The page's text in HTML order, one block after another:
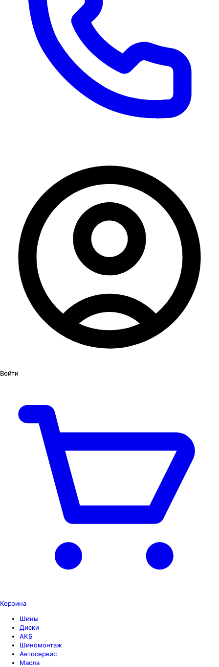
Войти
Корзина
Шины
Диски
АКБ
Шиномонтаж
Автосервис
Масла